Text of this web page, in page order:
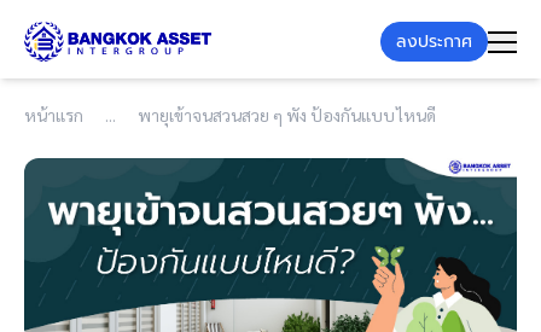
ลงประกาศ
หน้าแรก พายุเข้าจนสวนสวย ๆ พัง ป้องกันแบบไหนดี